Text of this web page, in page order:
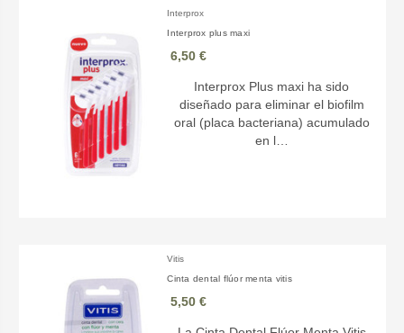
Interprox
Interprox plus maxi
6,50 €
Interprox Plus maxi ha sido
diseñado para eliminar el biofilm
oral (placa bacteriana) acumulado
en l…
Vitis
Cinta dental flúor menta vitis
5,50 €